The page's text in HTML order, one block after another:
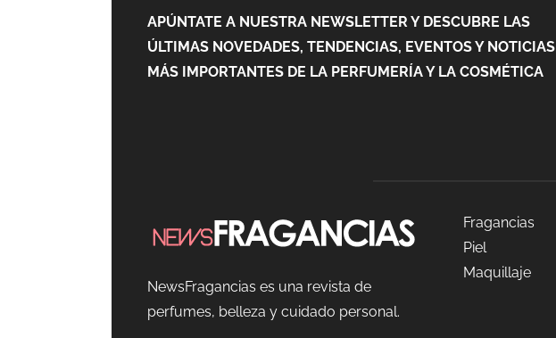
APÚNTATE A NUESTRA NEWSLETTER Y DESCUBRE LAS
ÚLTIMAS NOVEDADES, TENDENCIAS, EVENTOS Y NOTICIAS
MÁS IMPORTANTES DE LA PERFUMERÍA Y LA COSMÉTICA
NewsFragancias es una revista de
perfumes, belleza y cuidado personal.
Fragancias
Piel
Maquillaje